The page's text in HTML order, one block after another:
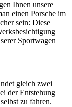
Ihnen unsere
einen Porsche im
sein: Diese
Sportwagen
gleich zwei
der Entstehung
zu fahren.